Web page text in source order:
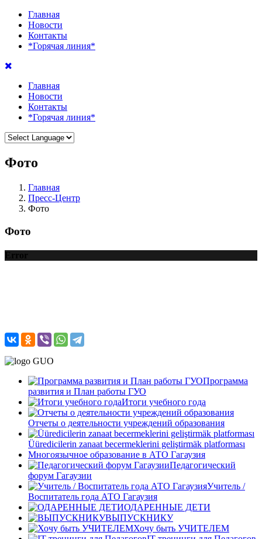
Главная
Новости
Контакты
*Горячая линия*
Главная
Новости
Контакты
*Горячая линия*
Фото
Главная
Пресс-Центр
Фото
Фото
Error
Программа
развития и План работы ГУО
Итоги учебного года
Отчеты о деятельности учреждений образования
Üüredicilerin zanaat becermeklerini geliştirmäk platforması
Многоязычное образование в АТО Гагаузия
Педагогический
форум Гагаузии
Учитель /
Воспитатель года АТО Гагаузия
ОДАРЕННЫЕ ДЕТИ
ВЫПУСКНИКУ
Хочу быть УЧИТЕЛЕМ